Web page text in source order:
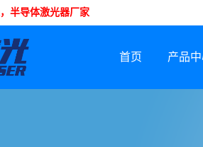
半导体激光器厂家
首页 产品